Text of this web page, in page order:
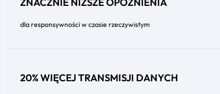
dla responsywności w czasie rzeczywistym
20% WIĘCEJ TRANSMISJI DANYCH